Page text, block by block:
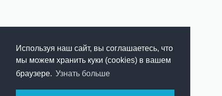
Используя наш сайт, вы соглашаетесь, что
мы можем хранить куки (cookies) в вашем
браузере. Узнать больше